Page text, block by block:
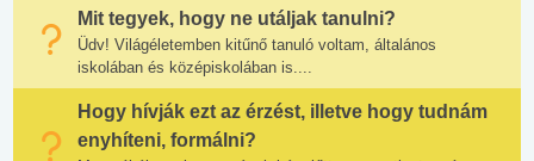
Mit tegyek, hogy ne utáljak tanulni?
Üdv! Világéletemben kitűnő tanuló voltam, általános
iskolában és középiskolában is....
Hogy hívják ezt az érzést, illetve hogy tudnám
enyhíteni, formálni?